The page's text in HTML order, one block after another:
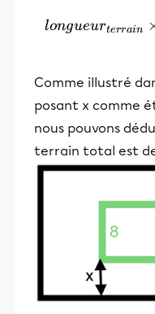
longueurterrain
Comme illustré
posant x comme
nous pouvons
terrain total est de